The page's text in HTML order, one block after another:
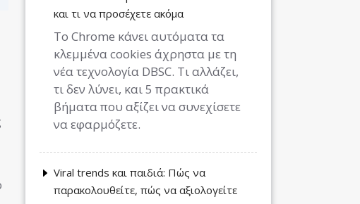
και τι να προσέχετε ακόμα
Το Chrome κάνει αυτόματα τα
κλεμμένα cookies άχρηστα με τη
νέα τεχνολογία DBSC. Τι αλλάζει,
τι δεν λύνει, και 5 πρακτικά
βήματα που αξίζει να συνεχίσετε
να εφαρμόζετε.
Viral trends και παιδιά: Πώς να
παρακολουθείτε, πώς να αξιολογείτε